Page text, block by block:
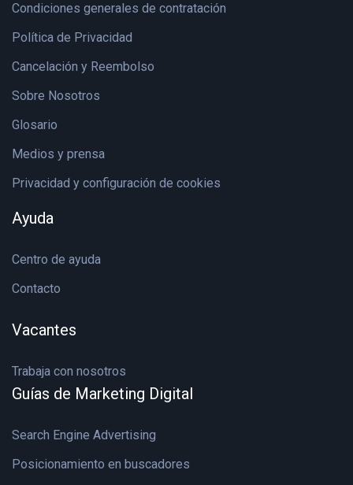
Condiciones generales de contratación
Política de Privacidad
Cancelación y Reembolso
Sobre Nosotros
Glosario
Medios y prensa
Privacidad y configuración de cookies
Ayuda
Centro de ayuda
Contacto
Vacantes
Trabaja con nosotros
Guías de Marketing Digital
Search Engine Advertising
Posicionamiento en buscadores